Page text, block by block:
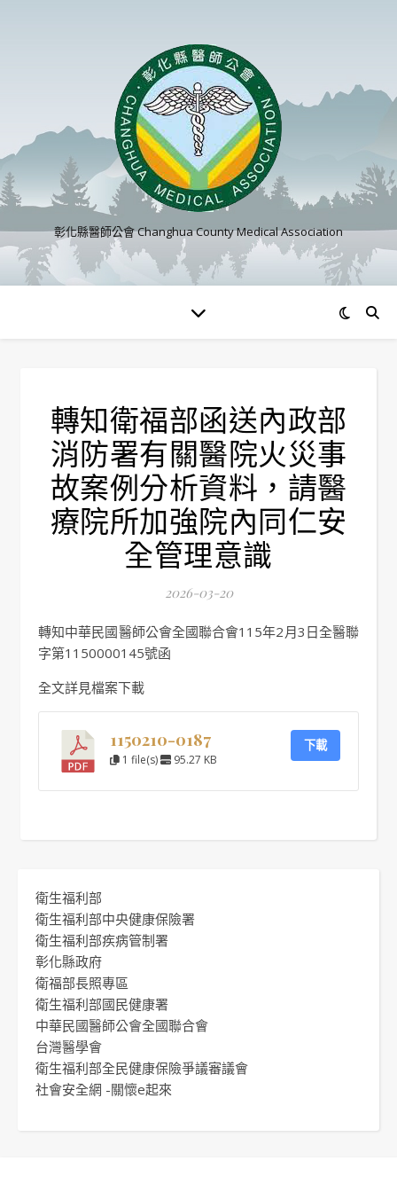
彰化縣醫師公會 Changhua County Medical Association
轉知衛福部函送內政部
消防署有關醫院火災事
故案例分析資料，請醫
療院所加強院內同仁安
全管理意識
2026-03-20
轉知中華民國醫師公會全國聯合會115年2月3日全醫聯
字第1150000145號函
全文詳見檔案下載
1150210-0187
1 file(s) 95.27 KB
下載
衛生福利部
衛生福利部中央健康保險署
衛生福利部疾病管制署
彰化縣政府
衛福部長照專區
衛生福利部國民健康署
中華民國醫師公會全國聯合會
台灣醫學會
衛生福利部全民健康保險爭議審議會
社會安全網 -關懷e起來